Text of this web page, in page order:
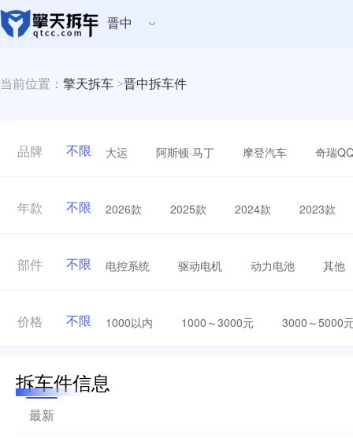
晋中
当前位置： 擎天拆车 >晋中拆车件
品牌 不限 大运 阿斯顿·马丁 摩登汽车 奇瑞
年款 不限 2026款 2025款 2024款 2023款
部件 不限 电控系统 驱动电机 动力电池 其他
价格 不限 1000以内 1000～3000元 3000～5000
拆车件信息
最新